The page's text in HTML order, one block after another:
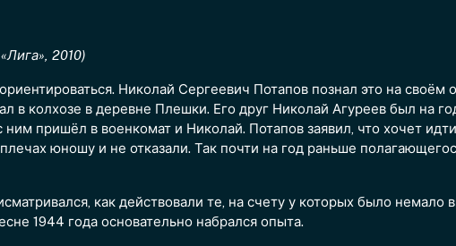
2010)
Николай Сергеевич Потапов познал это на своём
в колхозе в деревне Плешки. Его друг Николай Агуреев был на
пришёл в военкомат и Николай. Потапов заявил, что хочет
юношу и не отказали. Так почти на год раньше
как действовали те, на счету у которых было немало
1944 года основательно набрался опыта.